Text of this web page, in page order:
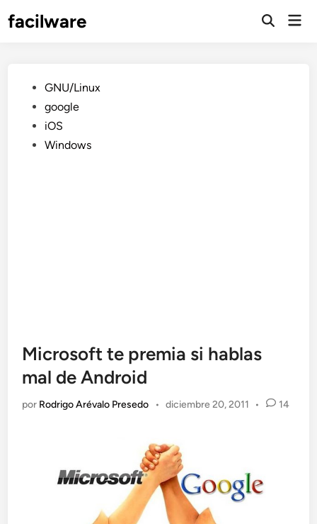
facilware
Publicado
en
GNU/Linux
google
iOS
Windows
Microsoft te premia si hablas
mal de Android
por Rodrigo Arévalo Presedo • diciembre 20, 2011 • 14